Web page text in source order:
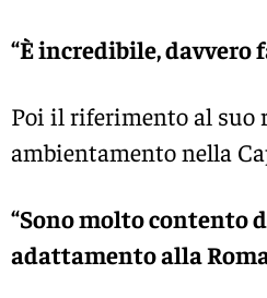
“È incredibile, davvero
Poi il riferimento al suo
ambientamento nella
“Sono molto contento
adattamento alla Roma